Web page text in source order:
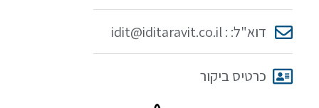
דוא"ל: : idit@iditaravit.co.il
כרטיס ביקור